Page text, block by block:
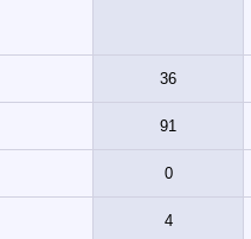
36
91
0
4